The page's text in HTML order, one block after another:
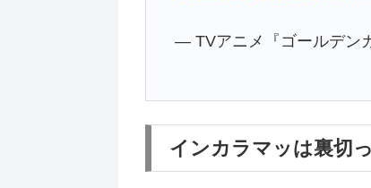
— TVアニメ『ゴールデン
インカラマッは裏切